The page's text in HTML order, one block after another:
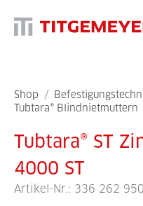
Shop /
Tubtara® Blindnietmuttern
Tubtara® ST
4000 ST
Artikel-Nr.: 336 262 950